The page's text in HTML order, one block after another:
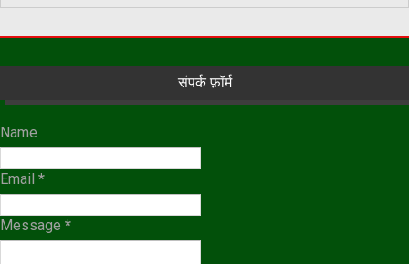
संपर्क फ़ॉर्म
Name
Email *
Message *